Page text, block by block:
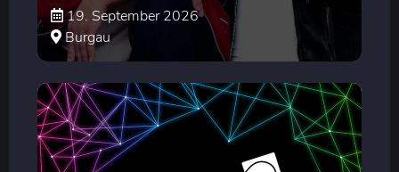
19. September 2026
Burgau